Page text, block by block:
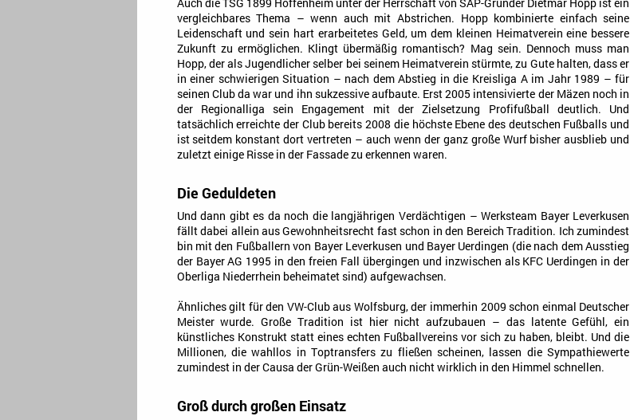
Auch die TSG 1899 Hoffenheim unter der Herrschaft von SAP-Gründer Dietmar Hopp ist ein
vergleichbares Thema – wenn auch mit Abstrichen. Hopp kombinierte einfach seine
Leidenschaft und sein hart erarbeitetes Geld, um dem kleinen Heimatverein eine bessere
Zukunft zu ermöglichen. Klingt übermäßig romantisch? Mag sein. Dennoch muss man
Hopp, der als Jugendlicher selber bei seinem Heimatverein stürmte, zu Gute halten, dass er
in einer schwierigen Situation – nach dem Abstieg in die Kreisliga A im Jahr 1989 – für
seinen Club da war und ihn sukzessive aufbaute. Erst 2005 intensivierte der Mäzen noch in
der Regionalliga sein Engagement mit der Zielsetzung Profifußball deutlich. Und
tatsächlich erreichte der Club bereits 2008 die höchste Ebene des deutschen Fußballs und
ist seitdem konstant dort vertreten – auch wenn der ganz große Wurf bisher ausblieb und
zuletzt einige Risse in der Fassade zu erkennen waren.
Die Geduldeten
Und dann gibt es da noch die langjährigen Verdächtigen – Werksteam Bayer Leverkusen
fällt dabei allein aus Gewohnheitsrecht fast schon in den Bereich Tradition. Ich zumindest
bin mit den Fußballern von Bayer Leverkusen und Bayer Uerdingen (die nach dem Ausstieg
der Bayer AG 1995 in den freien Fall übergingen und inzwischen als KFC Uerdingen in der
Oberliga Niederrhein beheimatet sind) aufgewachsen.
Ähnliches gilt für den VW-Club aus Wolfsburg, der immerhin 2009 schon einmal Deutscher
Meister wurde. Große Tradition ist hier nicht aufzubauen – das latente Gefühl, ein
künstliches Konstrukt statt eines echten Fußballvereins vor sich zu haben, bleibt. Und die
Millionen, die wahllos in Toptransfers zu fließen scheinen, lassen die Sympathiewerte
zumindest in der Causa der Grün-Weißen auch nicht wirklich in den Himmel schnellen.
Groß durch großen Einsatz